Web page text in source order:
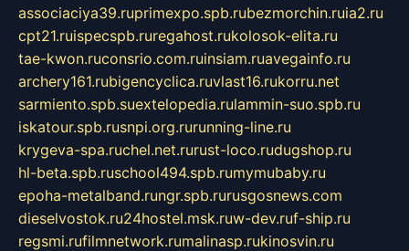
associaciya39.ruprimexpo.spb.rubezmorchin.ruia2.ru
cpt21.ruispecspb.ruregahost.rukolosok-elita.ru
tae-kwon.ruconsrio.com.ruinsiam.ruavegainfo.ru
archery161.rubigencyclica.ruvlast16.rukorru.net
sarmiento.spb.suextelopedia.rulammin-suo.spb.ru
iskatour.spb.rusnpi.org.rurunning-line.ru
krygeva-spa.ruchel.net.rurust-loco.rudugshop.ru
hl-beta.spb.ruschool494.spb.rumymubaby.ru
epoha-metalband.rungr.spb.rurusgosnews.com
dieselvostok.ru24hostel.msk.ruw-dev.ruf-ship.ru
regsmi.rufilmnetwork.rumalinasp.rukinosvin.ru